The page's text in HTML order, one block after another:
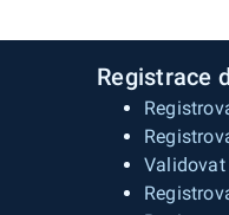
Registrace